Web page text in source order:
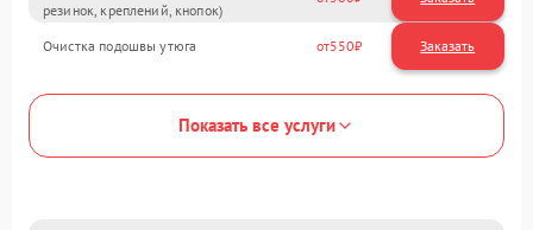
резинок, креплений, кнопок)
Очистка подошвы утюга 550
Показать все услуги